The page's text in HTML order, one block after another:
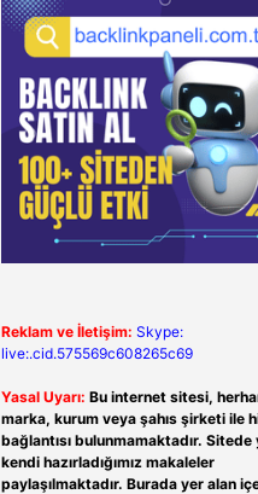
Reklam ve İletişim: Skype:
live:.cid.575569c608265c69
Yasal Uyarı: Bu internet sitesi,
marka, kurum veya şahıs şirketi ile
bağlantısı bulunmamaktadır. Sitede
kendi hazırladığımız makaleler
paylaşılmaktadır. Burada yer alan